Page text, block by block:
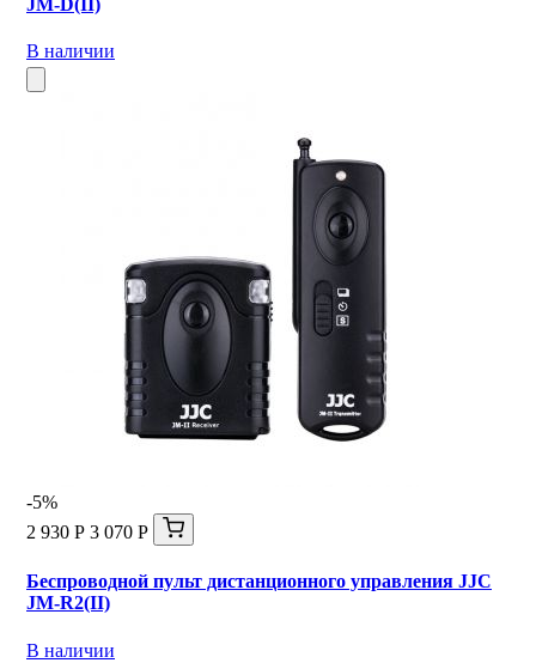
В наличии
-5%
2 930 Р 3 070 Р
Беспроводной пульт дистанционного управления JJC
JM-R2(II)
В наличии